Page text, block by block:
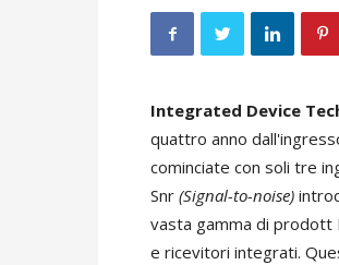
Integrated Device
quattro anno
cominciate con soli tre
Snr (Signal-to-noise)
vasta gamma di prodott
e ricevitori integrati.